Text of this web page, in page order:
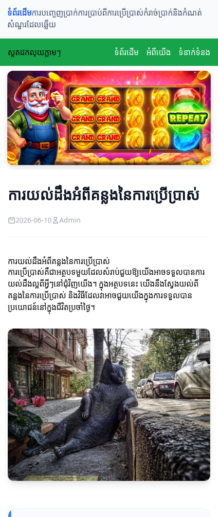
ទំព័រដើមការបញ្ចេញប្រាក់ការប្រាប់ពីការប្រើប្រាស់កំរាច់ប្រាក់និងកំណត់
សំណួរដែលឆ្លើយ
ស្លតដកលុយភ្លាមៗ ទំព័រដើម អំពីយើង ទំនាក់ទំនង
ការយល់ដឹងអំពីគន្លងនៃការប្រើប្រាស់
2026-06-10 Admin
ការយល់ដឹងអំពីគន្លងនៃការប្រើប្រាស់
ការប្រើប្រាស់គឺជាអត្ថបទមួយដែលសំរាប់ជួយឱ្យយើងអាចទទួលបានការ
យល់ដឹងល្អពីអ្វីៗនៅជុំវិញយើង។ ក្នុងអត្ថបទនេះ យើងនឹងស្វែងយល់ពី
គន្លងនៃការប្រើប្រាស់ និងវិធីដែលវាអាចជួយយើងក្នុងការទទួលបាន
ប្រយោជន៍នៅក្នុងជីវិតប្រចាំថ្ងៃ។